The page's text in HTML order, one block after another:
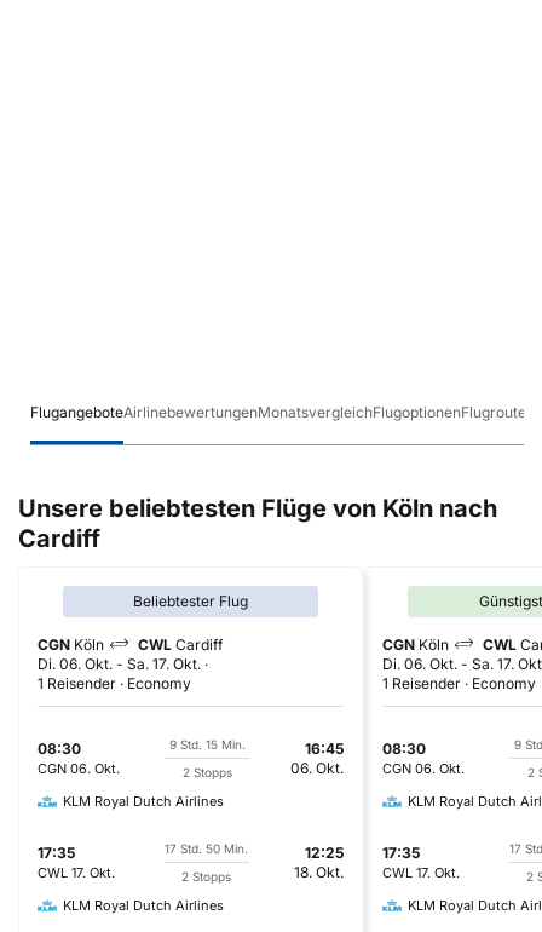
FlugangeboteAirlinebewertungenMonatsvergleichFlugoptionenFlugrouten
Unsere beliebtesten Flüge von Köln nach
Cardiff
Beliebtester Flug
CGN Köln CWL Cardiff
Di. 06. Okt. - Sa. 17. Okt.
1 Reisender
Economy
08:30
CGN 06. Okt.
9 Std. 15 Min.
2 Stopps
16:45
06. Okt.
KLM Royal Dutch Airlines
17:35
CWL 17. Okt.
17 Std. 50 Min.
2 Stopps
12:25
18. Okt.
KLM Royal Dutch Airlines
CGN Köln CWL
Di. 06. Okt. - Sa. 17.
1 Reisender
Economy
08:30
CGN 06. Okt.
9
2
KLM Royal Dutch
17:35
CWL 17. Okt.
17
2
KLM Royal Dutch